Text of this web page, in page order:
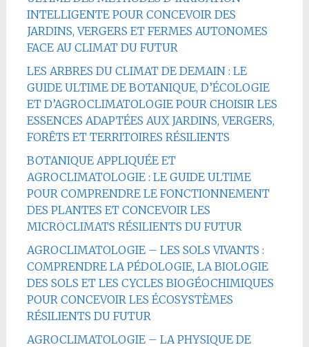
INTELLIGENTE POUR CONCEVOIR DES
JARDINS, VERGERS ET FERMES AUTONOMES
FACE AU CLIMAT DU FUTUR
LES ARBRES DU CLIMAT DE DEMAIN : LE
GUIDE ULTIME DE BOTANIQUE, D’ÉCOLOGIE
ET D’AGROCLIMATOLOGIE POUR CHOISIR LES
ESSENCES ADAPTÉES AUX JARDINS, VERGERS,
FORÊTS ET TERRITOIRES RÉSILIENTS
BOTANIQUE APPLIQUÉE ET
AGROCLIMATOLOGIE : LE GUIDE ULTIME
POUR COMPRENDRE LE FONCTIONNEMENT
DES PLANTES ET CONCEVOIR LES
MICROCLIMATS RÉSILIENTS DU FUTUR
AGROCLIMATOLOGIE – LES SOLS VIVANTS :
COMPRENDRE LA PÉDOLOGIE, LA BIOLOGIE
DES SOLS ET LES CYCLES BIOGÉOCHIMIQUES
POUR CONCEVOIR LES ÉCOSYSTÈMES
RÉSILIENTS DU FUTUR
AGROCLIMATOLOGIE – LA PHYSIQUE DE